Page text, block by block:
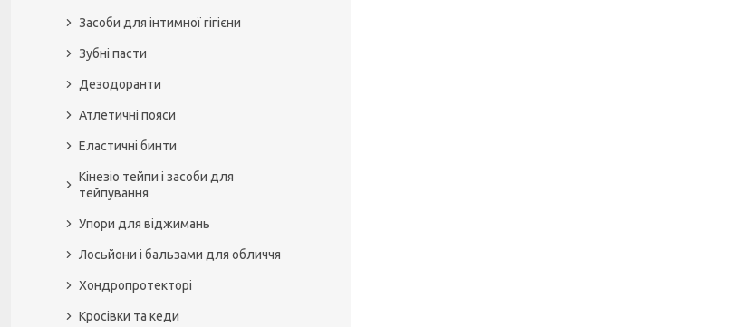
Засоби для інтимної гігієни
Зубні пасти
Дезодоранти
Атлетичні пояси
Еластичні бинти
Кінезіо тейпи і засоби для
тейпування
Упори для віджимань
Лосьйони і бальзами для обличчя
Хондропротекторі
Кросівки та кеди